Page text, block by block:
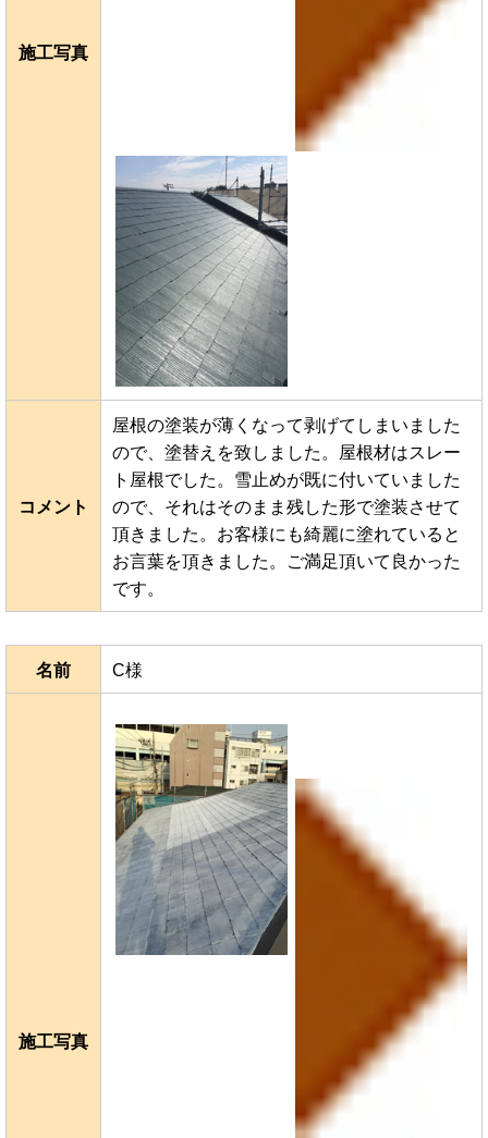
施工写真
コメント
屋根の塗装が薄くなって剥げてしまいました
ので、塗替えを致しました。屋根材はスレー
ト屋根でした。雪止めが既に付いていました
ので、それはそのまま残した形で塗装させて
頂きました。お客様にも綺麗に塗れていると
お言葉を頂きました。ご満足頂いて良かった
です。
名前 C様
施工写真